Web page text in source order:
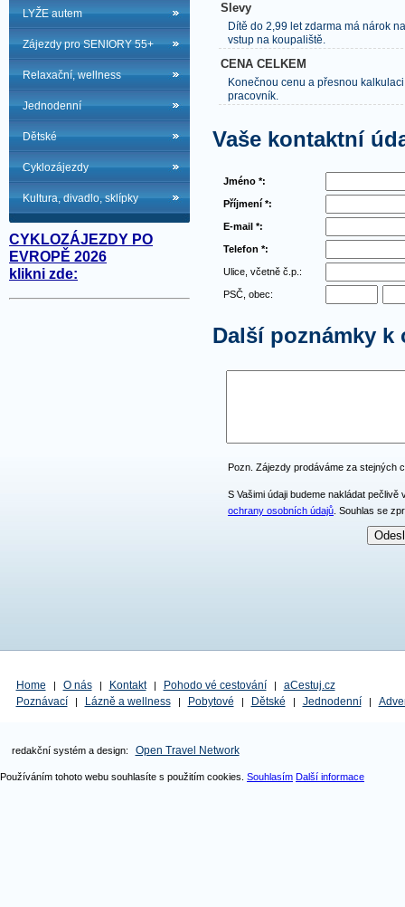
LYŽE autem
Zájezdy pro SENIORY 55+
Relaxační, wellness
Jednodenní
Dětské
Cyklozájezdy
Kultura, divadlo, sklípky
CYKLOZÁJEZDY PO
EVROPĚ 2026
klikni zde:
Slevy
Dítě do 2,99 let zdarma má nárok
vstup na koupaliště.
CENA CELKEM
Konečnou cenu a přesnou
pracovník.
Vaše kontaktní
Jméno *:
Příjmení *:
E-mail *:
Telefon *:
Ulice, včetně č.p.:
PSČ, obec:
Další poznámky k
Pozn. Zájezdy prodáváme za stejných
S Vašimi údaji budeme nakládat
ochrany osobních údajů . Souhlas se
Home | O nás | Kontakt | Pohodo vé cestování |
aCestuj.cz
Poznávací
| Lázně a wellness | Pobytové | Dětské | Jednodenní |
redakční systém a design: Open Travel Network
Používáním tohoto webu souhlasíte s použitím cookies. Souhlasím Další informace